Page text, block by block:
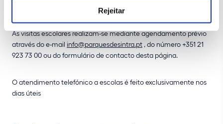
Rejeitar
Idiomas disponíveis: Português e Inglês
As visitas escolares realizam-se mediante agendamento prévio
através do e-mail info@parquesdesintra.pt , do número +351 21
923 73 00 ou do formulário de contacto desta página.
O atendimento telefónico a escolas é feito exclusivamente nos
dias úteis